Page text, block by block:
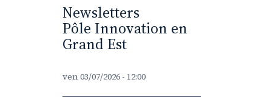
Newsletters
Pôle Innovation en
Grand Est
ven 03/07/2026 - 12:00